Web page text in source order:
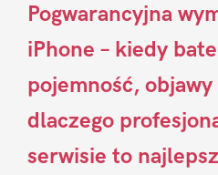
Pogwarancyjna
iPhone – kiedy
pojemność,
dlaczego
serwisie to